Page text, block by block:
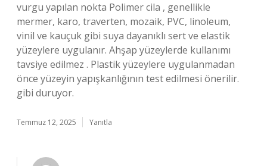
vurgu yapılan nokta Polimer cila , genellikle
mermer, karo, traverten, mozaik, PVC, linoleum,
vinil ve kauçuk gibi suya dayanıklı sert ve elastik
yüzeylere uygulanır. Ahşap yüzeylerde kullanımı
tavsiye edilmez . Plastik yüzeylere uygulanmadan
önce yüzeyin yapışkanlığının test edilmesi önerilir.
gibi duruyor.
Temmuz 12, 2025 Yanıtla